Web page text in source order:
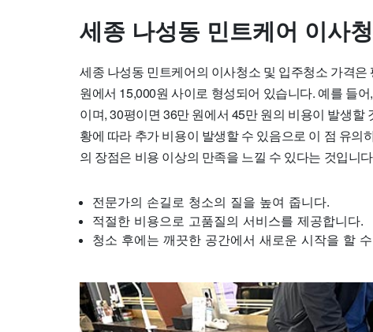
세종 나성동 민트케어 이사
세종 나성동 민트케어의 이사청소 및 입주청소 가격
원에서 15,000원 사이로 형성되어 있습니다. 예를 들
이며, 30평이면 36만 원에서 45만 원의 비용이 발생
황에 따라 추가 비용이 발생할 수 있음으로 이 점 유
의 장점은 비용 이상의 만족을 느낄 수 있다는 것입니
전문가의 손길로 청소의 질을 높여 줍니다.
적절한 비용으로 고품질의 서비스를 제공합니다.
청소 후에는 깨끗한 공간에서 새로운 시작을 할